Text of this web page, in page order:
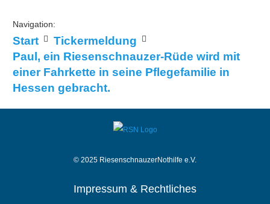
Navigation:
Start
Tickermeldung
Paul, ein Riesenschnauzer-Rüde wird mit
einer Fahrkette in seine Pflegefamilie in
Hessen gebracht.
© 2025 RiesenschnauzerNothilfe e.V.
Impressum & Rechtliches